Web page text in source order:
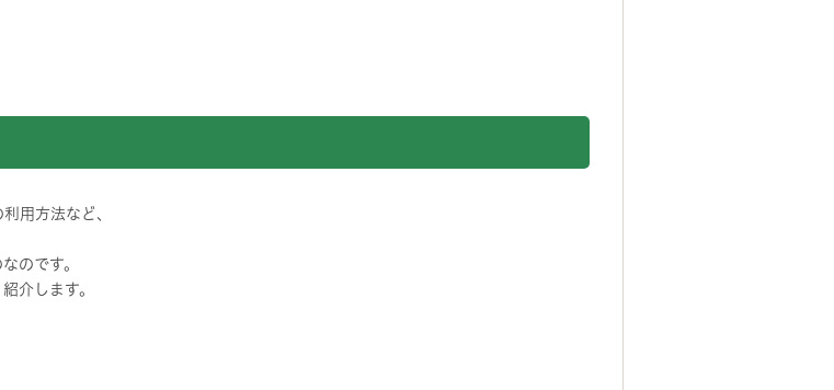
用方法など、
のです。
介します。